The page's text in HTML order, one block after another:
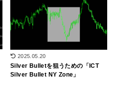
2025.05.20
Silver Bulletを狙うための「ICT
Silver Bullet NY Zone」